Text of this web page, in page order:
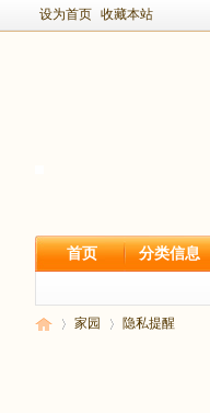
设为首页 收藏本站
首页 分类信息
家园 隐私提醒